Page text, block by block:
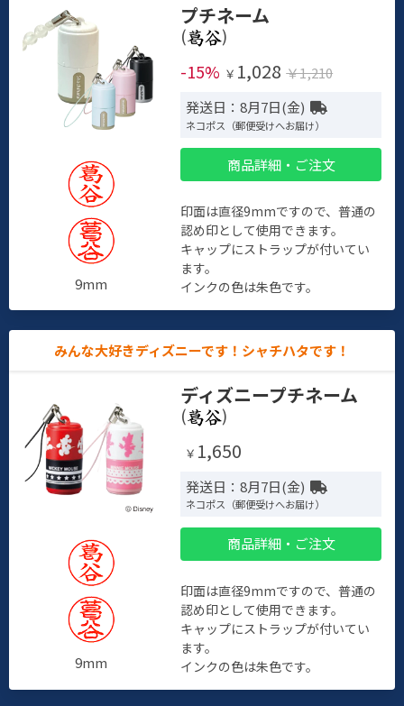
9mm
プチネーム
(
)
-15% ￥ 1,028 ￥1,210
発送日：8月7日(金)
ネコポス（郵便受けへお届け）
商品詳細・ご注文
印面は直径9mmですので、普通の
認め印として使用できます。
キャップにストラップが付いてい
ます。
インクの色は朱色です。
みんな大好きディズニーです！シャチハタです！
9mm
ディズニープチネーム
( )
￥ 1,650
発送日：8月7日(金)
ネコポス（郵便受けへお届け）
商品詳細・ご注文
印面は直径9mmですので、普通の
認め印として使用できます。
キャップにストラップが付いてい
ます。
インクの色は朱色です。